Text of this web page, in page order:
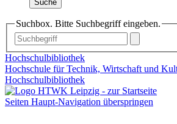
Suche
Suchbox. Bitte Suchbegriff eingeben.
Hochschulbibliothek
Hochschule für Technik, Wirtschaft und
Hochschulbibliothek
Seiten Haupt-Navigation überspringen